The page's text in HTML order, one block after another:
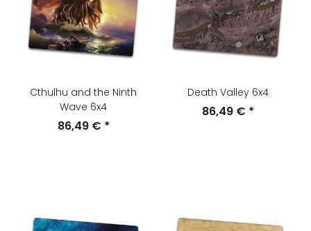
Cthulhu and the Ninth
Wave 6x4
86,49 € *
Death Valley 6x4
86,49 € *